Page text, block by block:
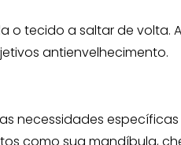
o tecido a saltar de volta.
antienvelhecimento.
necessidades